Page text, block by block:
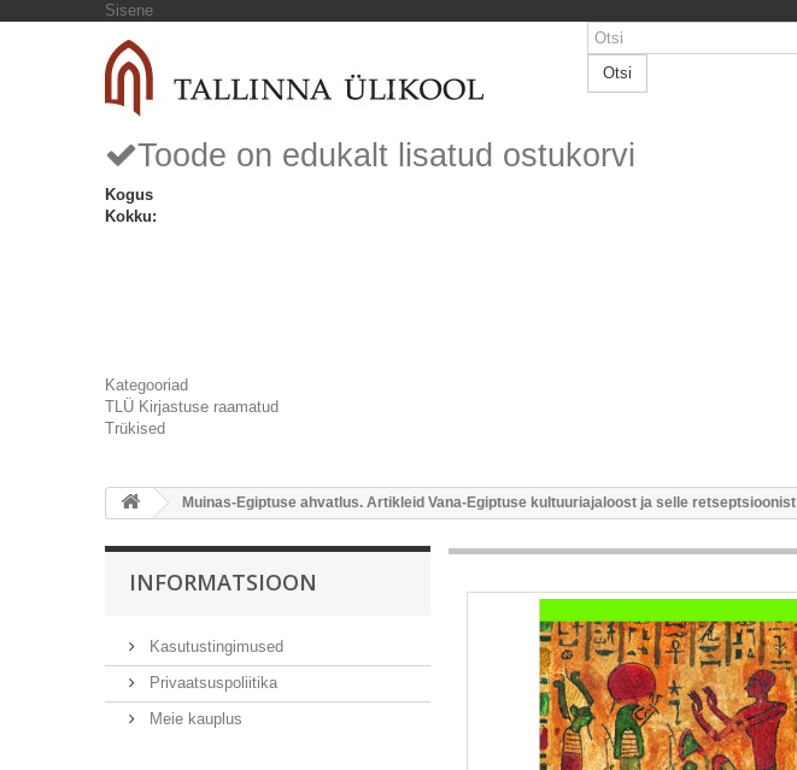
Sisene
Otsi
Toode on edukalt lisatud ostukorvi
Kogus
Kokku:
Kategooriad
TLÜ Kirjastuse raamatud
Trükised
Muinas-Egiptuse ahvatlus. Artikleid Vana-Egiptuse kultuuriajaloost ja selle retseptsioonist
INFORMATSIOON
Kasutustingimused
Privaatsuspoliitika
Meie kauplus